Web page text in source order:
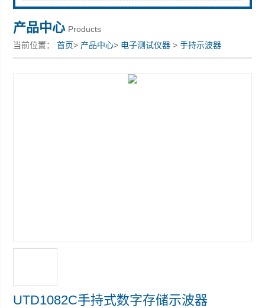
产品中心 Products
当前位置：首页> 产品中心> 电子测试仪器 >手持示波器
UTD1082C手持式数字存储示波器